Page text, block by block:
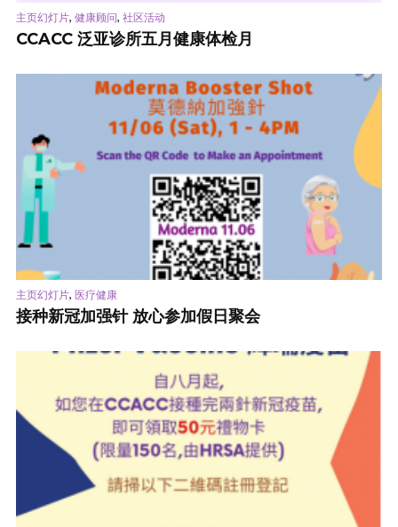
主页幻灯片, 健康顾问, 社区活动
CCACC 泛亚诊所五月健康体检月
主页幻灯片, 医疗健康
接种新冠加强针 放心参加假日聚会